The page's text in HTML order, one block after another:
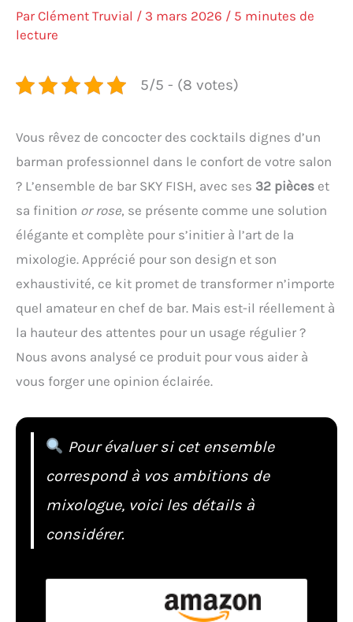
Par Clément Truvial / 3 mars 2026 / 5 minutes de
lecture
5/5 - (8 votes)
Vous rêvez de concocter des cocktails dignes d’un
barman professionnel dans le confort de votre salon
? L’ensemble de bar SKY FISH, avec ses 32 pièces et
sa finition or rose, se présente comme une solution
élégante et complète pour s’initier à l’art de la
mixologie. Apprécié pour son design et son
exhaustivité, ce kit promet de transformer n’importe
quel amateur en chef de bar. Mais est-il réellement à
la hauteur des attentes pour un usage régulier ?
Nous avons analysé ce produit pour vous aider à
vous forger une opinion éclairée.
Pour évaluer si cet ensemble
correspond à vos ambitions de
mixologue, voici les détails à
considérer.